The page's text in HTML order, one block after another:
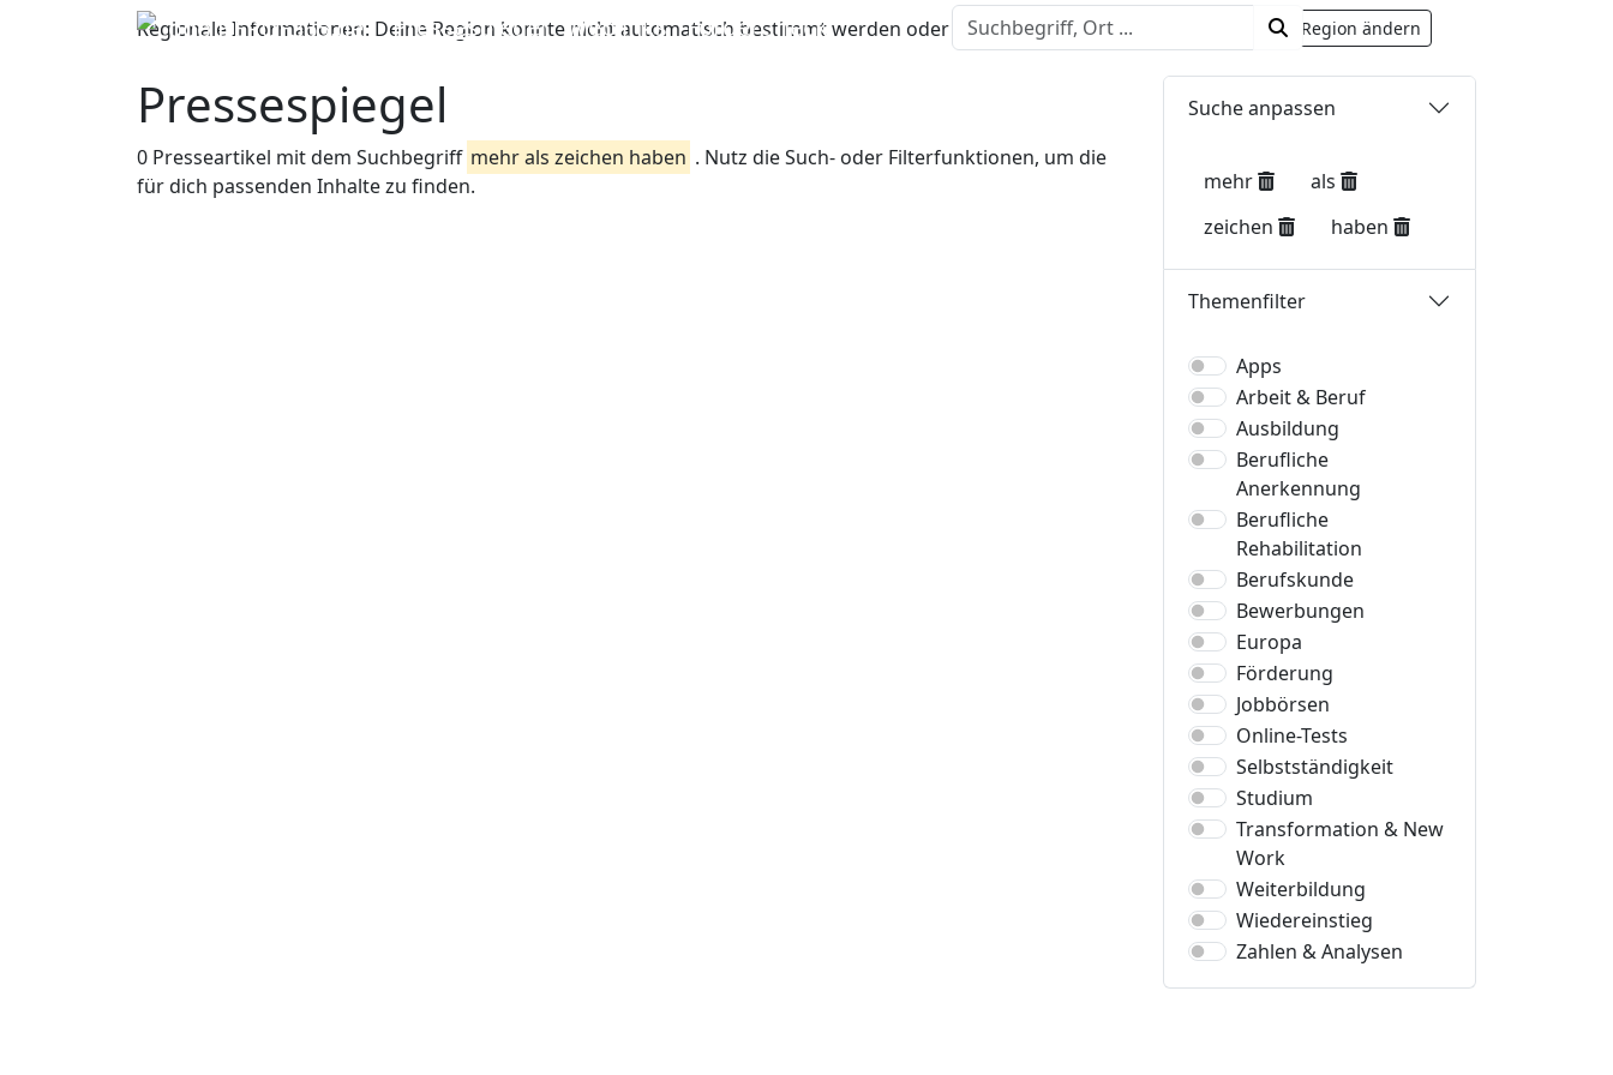
Pressespiegel Weblinks FörderCheck
Regionale Informationen: Deine Region konnte nicht automatisch bestimmt werden oder sie liegt außerhalb von Deutschland. Region ändern
Pressespiegel
0 Presseartikel mit dem Suchbegriff mehr als zeichen haben . Nutz die Such- oder Filterfunktionen, um die
für dich passenden Inhalte zu finden.
Suche anpassen
mehr
als
zeichen
haben
Themenfilter
Apps
Arbeit & Beruf
Ausbildung
Berufliche
Anerkennung
Berufliche
Rehabilitation
Berufskunde
Bewerbungen
Europa
Förderung
Jobbörsen
Online-Tests
Selbstständigkeit
Studium
Transformation & New
Work
Weiterbildung
Wiedereinstieg
Zahlen & Analysen